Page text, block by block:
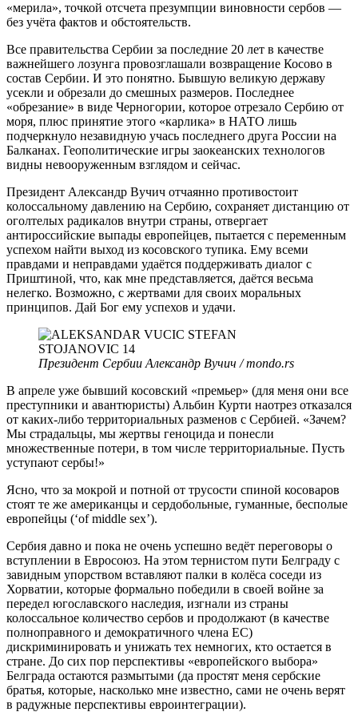
«мерила», точкой отсчета презумпции виновности сербов —
без учёта фактов и обстоятельств.
Все правительства Сербии за последние 20 лет в качестве
важнейшего лозунга провозглашали возвращение Косово в
состав Сербии. И это понятно. Бывшую великую державу
усекли и обрезали до смешных размеров. Последнее
«обрезание» в виде Черногории, которое отрезало Сербию от
моря, плюс принятие этого «карлика» в НАТО лишь
подчеркнуло незавидную учась последнего друга России на
Балканах. Геополитические игры заокеанских технологов
видны невооруженным взглядом и сейчас.
Президент Александр Вучич отчаянно противостоит
колоссальному давлению на Сербию, сохраняет дистанцию от
оголтелых радикалов внутри страны, отвергает
антироссийские выпады европейцев, пытается с переменным
успехом найти выход из косовского тупика. Ему всеми
правдами и неправдами удаётся поддерживать диалог с
Приштиной, что, как мне представляется, даётся весьма
нелегко. Возможно, с жертвами для своих моральных
принципов. Дай Бог ему успехов и удачи.
Президент Сербии Александр Вучич / mondo.rs
В апреле уже бывший косовский «премьер» (для меня они все
преступники и авантюристы) Альбин Курти наотрез отказался
от каких-либо территориальных разменов с Сербией. «Зачем?
Мы страдальцы, мы жертвы геноцида и понесли
множественные потери, в том числе территориальные. Пусть
уступают сербы!»
Ясно, что за мокрой и потной от трусости спиной косоваров
стоят те же американцы и сердобольные, гуманные, бесполые
европейцы (‘of middle sex’).
Сербия давно и пока не очень успешно ведёт переговоры о
вступлении в Евросоюз. На этом тернистом пути Белграду с
завидным упорством вставляют палки в колёса соседи из
Хорватии, которые формально победили в своей войне за
передел югославского наследия, изгнали из страны
колоссальное количество сербов и продолжают (в качестве
полноправного и демократичного члена ЕС)
дискриминировать и унижать тех немногих, кто остается в
стране. До сих пор перспективы «европейского выбора»
Белграда остаются размытыми (да простят меня сербские
братья, которые, насколько мне известно, сами не очень верят
в радужные перспективы евроинтеграции).